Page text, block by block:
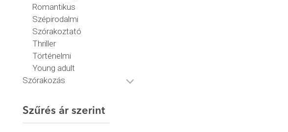
Romantikus
Szépirodalmi
Szórakoztató
Thriller
Történelmi
Young adult
Szórakozás
Szűrés ár szerint